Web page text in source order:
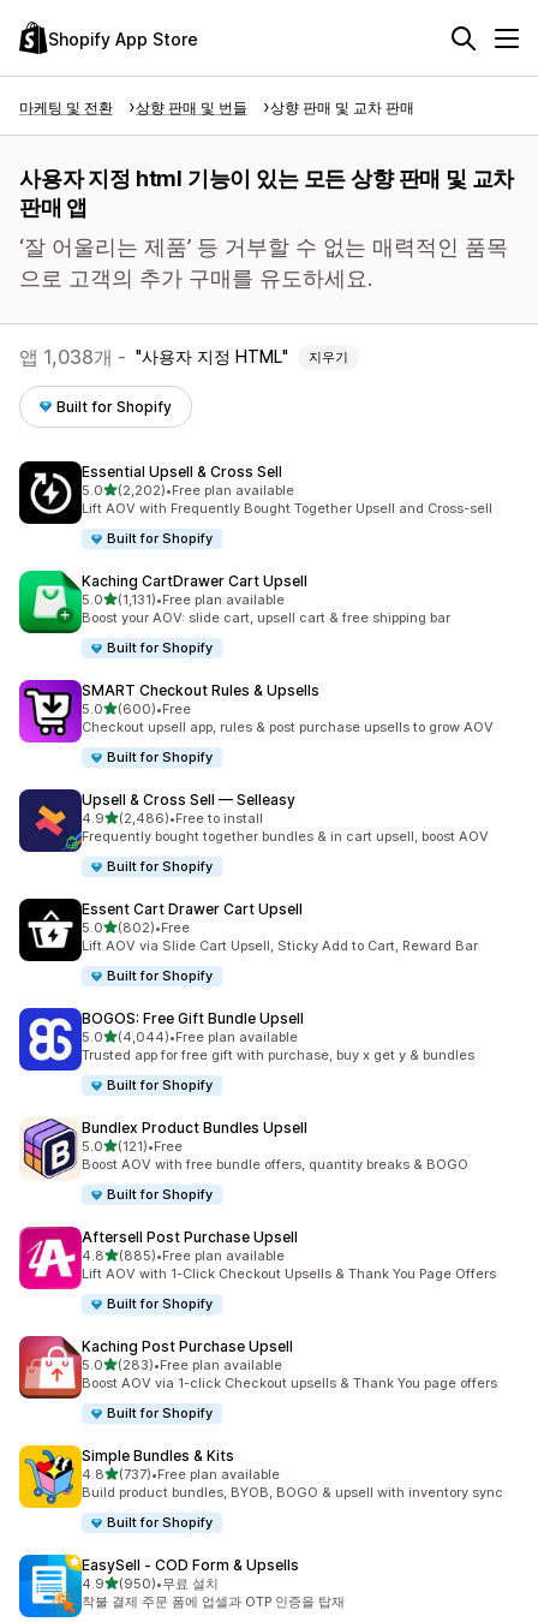
Shopify App Store
마케팅 및 전환 상향 판매 및 번들 상향 판매 및 교차 판매
사용자 지정 html 기능이 있는 모든 상향 판매 및 교차
판매 앱
‘잘 어울리는 제품’ 등 거부할 수 없는 매력적인 품목
으로 고객의 추가 구매를 유도하세요.
앱 1,038개 - 사용자 지정 HTML 지우기
Built for Shopify
Essential Upsell & Cross Sell
5.0별 5개 중
(2,202)
총 리뷰 2202개
•Free plan available
Lift AOV with Frequently Bought Together Upsell and Cross-sell
Built for Shopify
Kaching CartDrawer Cart Upsell
5.0별 5개 중
(1,131)
총 리뷰 1131개
•Free plan available
Boost your AOV: slide cart, upsell cart & free shipping bar
Built for Shopify
SMART Checkout Rules & Upsells
5.0별 5개 중
(600)
총 리뷰 600개
•Free
Checkout upsell app, rules & post purchase upsells to grow AOV
Built for Shopify
Upsell & Cross Sell — Selleasy
4.9별 5개 중
(2,486)
총 리뷰 2486개
•Free to install
Frequently bought together bundles & in cart upsell, boost AOV
Built for Shopify
Essent Cart Drawer Cart Upsell
5.0별 5개 중
(802)
총 리뷰 802개
•Free
Lift AOV via Slide Cart Upsell, Sticky Add to Cart, Reward Bar
Built for Shopify
BOGOS: Free Gift Bundle Upsell
5.0별 5개 중
(4,044)
총 리뷰 4044개
•Free plan available
Trusted app for free gift with purchase, buy x get y & bundles
Built for Shopify
Bundlex Product Bundles Upsell
5.0별 5개 중
(121)
총 리뷰 121개
•Free
Boost AOV with free bundle offers, quantity breaks & BOGO
Built for Shopify
Aftersell Post Purchase Upsell
4.8별 5개 중
(885)
총 리뷰 885개
•Free plan available
Lift AOV with 1-Click Checkout Upsells & Thank You Page Offers
Built for Shopify
Kaching Post Purchase Upsell
5.0별 5개 중
(283)
총 리뷰 283개
•Free plan available
Boost AOV via 1-click Checkout upsells & Thank You page offers
Built for Shopify
Simple Bundles & Kits
4.8별 5개 중
(737)
총 리뷰 737개
•Free plan available
Build product bundles, BYOB, BOGO & upsell with inventory sync
Built for Shopify
EasySell ‑ COD Form & Upsells
4.9별 5개 중
(950)
총 리뷰 950개
•무료 설치
착불 결제 주문 폼에 업셀과 OTP 인증을 탑재